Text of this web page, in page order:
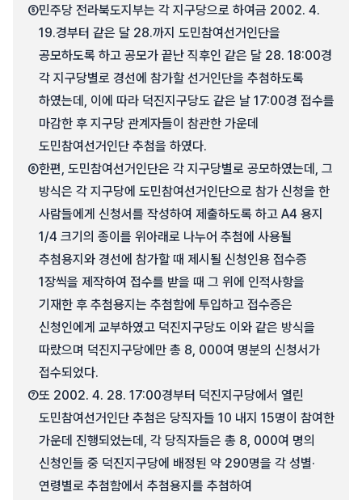
⑤민주당 전라북도지부는 각 지구당으로 하여금 2002. 4.
19.경부터 같은 달 28.까지 도민참여선거인단을
공모하도록 하고 공모가 끝난 직후인 같은 달 28. 18:00경
각 지구당별로 경선에 참가할 선거인단을 추첨하도록
하였는데, 이에 따라 덕진지구당도 같은 날 17:00경 접수를
마감한 후 지구당 관계자들이 참관한 가운데
도민참여선거인단 추첨을 하였다.
⑥한편, 도민참여선거인단은 각 지구당별로 공모하였는데, 그
방식은 각 지구당에 도민참여선거인단으로 참가 신청을 한
사람들에게 신청서를 작성하여 제출하도록 하고 A4 용지
1/4 크기의 종이를 위아래로 나누어 추첨에 사용될
추첨용지와 경선에 참가할 때 제시될 신청인용 접수증
1장씩을 제작하여 접수를 받을 때 그 위에 인적사항을
기재한 후 추첨용지는 추첨함에 투입하고 접수증은
신청인에게 교부하였고 덕진지구당도 이와 같은 방식을
따랐으며 덕진지구당에만 총 8, 000여 명분의 신청서가
접수되었다.
⑦또 2002. 4. 28. 17:00경부터 덕진지구당에서 열린
도민참여선거인단 추첨은 당직자들 10 내지 15명이 참여한
가운데 진행되었는데, 각 당직자들은 총 8, 000여 명의
신청인들 중 덕진지구당에 배정된 약 290명을 각 성별·
연령별로 추첨함에서 추첨용지를 추첨하여